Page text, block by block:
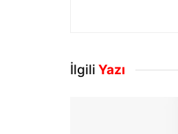
İlgili Yazı